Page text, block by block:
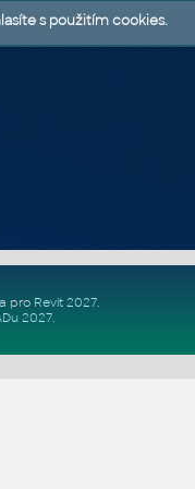
pro Revit 2027.
2027.
s použitím cookies.